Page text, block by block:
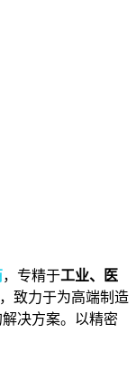
，专精于工业、医
致力于为高端制造
决方案。以精密